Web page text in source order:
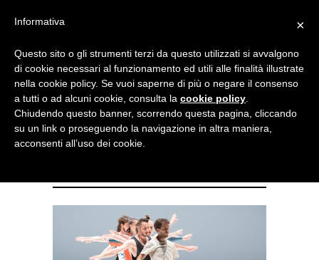
NOTIZIE DI DANZA IN ITALIA E ALL’ESTERO, PER DANZATORI,
Meraviglie al Santarcangelo
Festival tra fantascienza,
×
Informativa
Questo sito o gli strumenti terzi da questo utilizzati si avvalgono
di cookie necessari al funzionamento ed utili alle finalità illustrate
nella cookie policy. Se vuoi saperne di più o negare il consenso
a tutti o ad alcuni cookie, consulta la cookie policy
Chiudendo questo banner, scorrendo questa pagina, cliccando
su un link o proseguendo la navigazione in altra maniera,
acconsenti all’uso dei cookie.